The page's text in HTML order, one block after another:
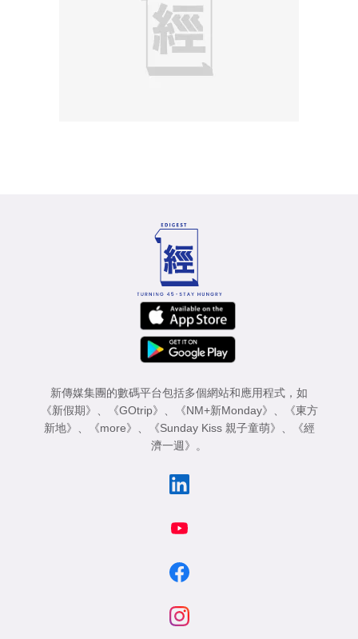
新傳媒集團的數碼平台包括多個網站和應用程式，如
《新假期》 、 《GOtrip》 、 《NM+新Monday》 、
《東方
新地》 、 《more》 、 《Sunday Kiss 親子童萌》 、
《經
濟一週》 。